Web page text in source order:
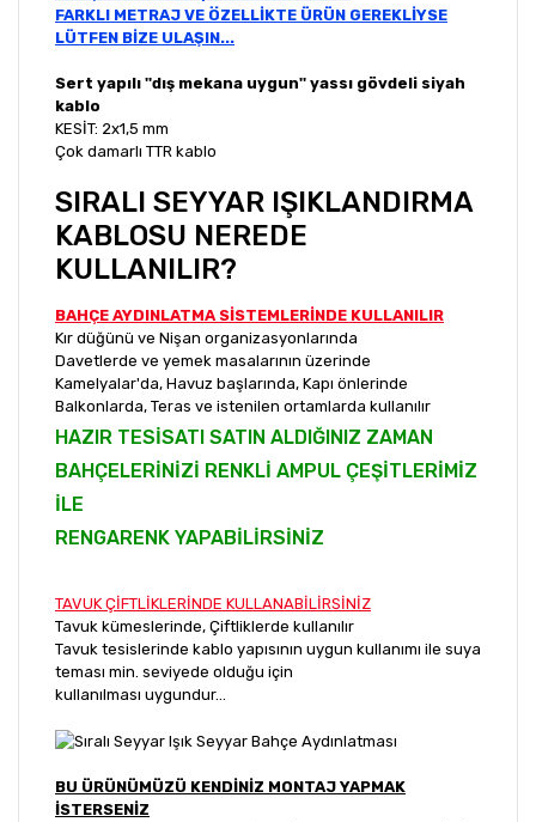
FARKLI METRAJ VE ÖZELLİKTE ÜRÜN GEREKLİYSE
LÜTFEN BİZE ULAŞIN...
Sert yapılı ''dış mekana uygun'' yassı gövdeli siyah
kablo
KESİT: 2x1,5 mm
Çok damarlı TTR kablo
SIRALI SEYYAR IŞIKLANDIRMA
KABLOSU NEREDE
KULLANILIR?
BAHÇE AYDINLATMA SİSTEMLERİNDE KULLANILIR
Kır düğünü ve Nişan organizasyonlarında
Davetlerde ve yemek masalarının üzerinde
Kamelyalar'da, Havuz başlarında, Kapı önlerinde
Balkonlarda, Teras ve istenilen ortamlarda kullanılır
HAZIR TESİSATI SATIN ALDIĞINIZ ZAMAN
BAHÇELERİNİZİ RENKLİ AMPUL ÇEŞİTLERİMİZ
İLE
RENGARENK YAPABİLİRSİNİZ
TAVUK ÇİFTLİKLERİNDE KULLANABİLİRSİNİZ
Tavuk kümeslerinde, Çiftliklerde kullanılır
Tavuk tesislerinde kablo yapısının uygun kullanımı ile suya
teması min. seviyede olduğu için
kullanılması uygundur...
BU ÜRÜNÜMÜZÜ KENDİNİZ MONTAJ YAPMAK
İSTERSENİZ